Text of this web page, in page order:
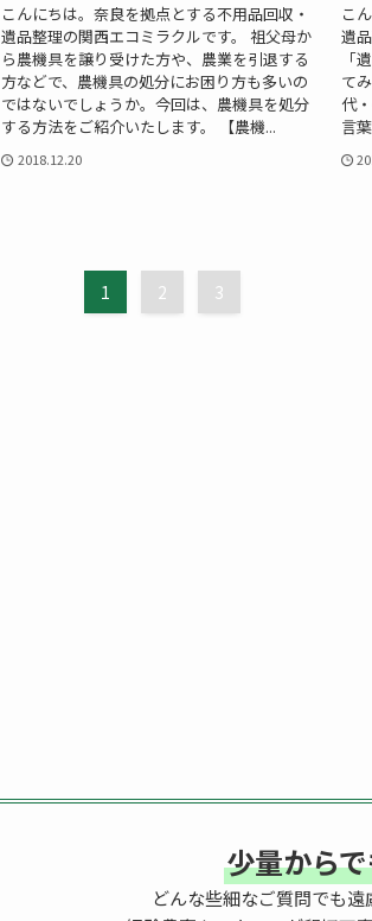
こんにちは。奈良を拠点とする不用品回収・
遺品整理の関西エコミラクルです。 祖父母か
ら農機具を譲り受けた方や、農業を引退する
方などで、農機具の処分にお困り方も多いの
ではないでしょうか。今回は、農機具を処分
する方法をご紹介いたします。 【農機...
2018.12.20
こ
遺
「
て
代
言
1 2 3
少量から
どんな些細なご質問でも遠